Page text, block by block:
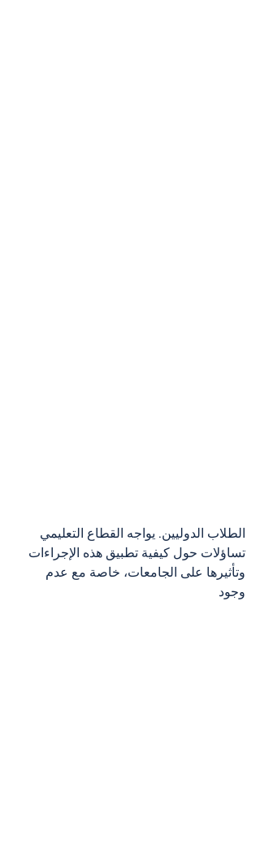
الطلاب الدوليين. يواجه القطاع التعليمي
تساؤلات حول كيفية تطبيق هذه الإجراءات
وتأثيرها على الجامعات، خاصة مع عدم
وجود